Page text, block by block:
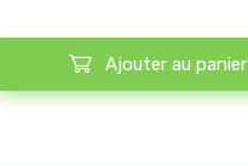
Haché 150g
Ajouter au panier